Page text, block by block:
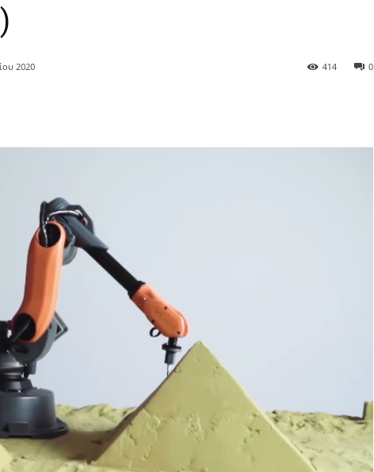
2020 0
414